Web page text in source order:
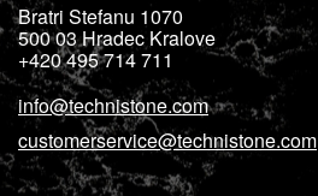
Bratri Stefanu 1070
500 03Hradec Kralove
+420 495 714 711
info@technistone.com
customerservice@technistone.com